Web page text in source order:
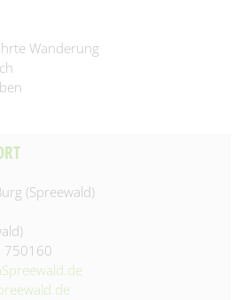
Wanderung
(Spreewald)
750160